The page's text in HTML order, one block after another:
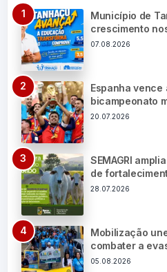
Município de
crescimento
07.08.2026
Espanha
bicampeonato
20.07.2026
SEMAGRI
de
28.07.2026
Mobilização
combater a
05.08.2026